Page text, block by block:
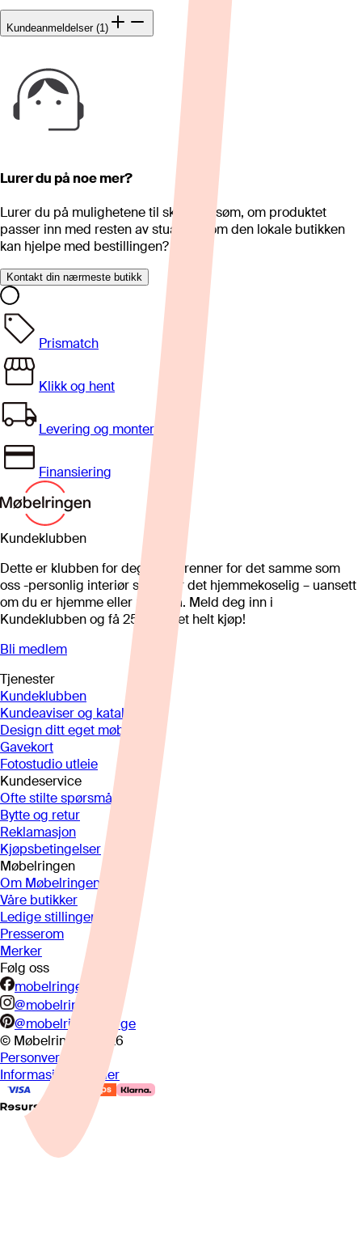
Kundeanmeldelser (1)
Lurer du på noe mer?
Lurer du på mulighetene til skreddersøm, om produktet
passer inn med resten av stua eller om den lokale butikken
kan hjelpe med bestillingen?
Kontakt din nærmeste butikk
Prismatch
Klikk og hent
Levering og montering
Finansiering
Kundeklubben
Dette er klubben for deg som brenner for det samme som
oss -personlig interiør som gjør det hjemmekoselig – uansett
om du er hjemme eller på hytta. Meld deg inn i
Kundeklubben og få 25%* på et helt kjøp!
Bli medlem
Tjenester
Kundeklubben
Kundeaviser og kataloger
Design ditt eget møbel
Gavekort
Fotostudio utleie
Kundeservice
Ofte stilte spørsmål
Bytte og retur
Reklamasjon
Kjøpsbetingelser
Møbelringen
Om Møbelringen
Våre butikker
Ledige stillinger
Presserom
Merker
Følg oss
mobelringen.no
@mobelringen
@mobelringennorge
© Møbelringen
2026
Personvern
Informasjonskapsler